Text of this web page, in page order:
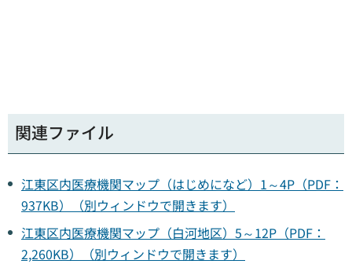
関連ファイル
江東区内医療機関マップ（はじめになど）1～4P（PDF：
937KB）（別ウィンドウで開きます）
江東区内医療機関マップ（白河地区）5～12P（PDF：
2,260KB）（別ウィンドウで開きます）